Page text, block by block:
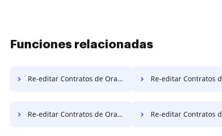
Funciones relacionadas
Re-editar Contratos de Oraciones en Microsoft Móvil Re-editar Contratos de Oraciones
Re-editar Contratos de Oraciones en Sony Re-editar Contratos de Oraciones